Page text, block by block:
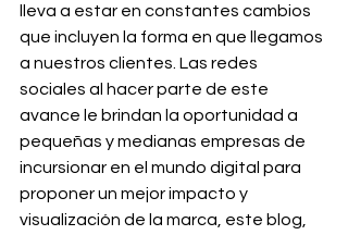
lleva a estar en constantes cambios
que incluyen la forma en que llegamos
a nuestros clientes. Las redes
sociales al hacer parte de este
avance le brindan la oportunidad a
pequeñas y medianas empresas de
incursionar en el mundo digital para
proponer un mejor impacto y
visualización de la marca, este blog,